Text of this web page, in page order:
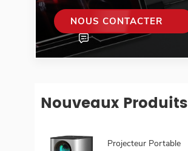
NOUS CONTACTER
Nouveaux Produits
Projecteur Portable